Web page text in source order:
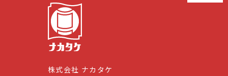
株式会社 ナカタケ